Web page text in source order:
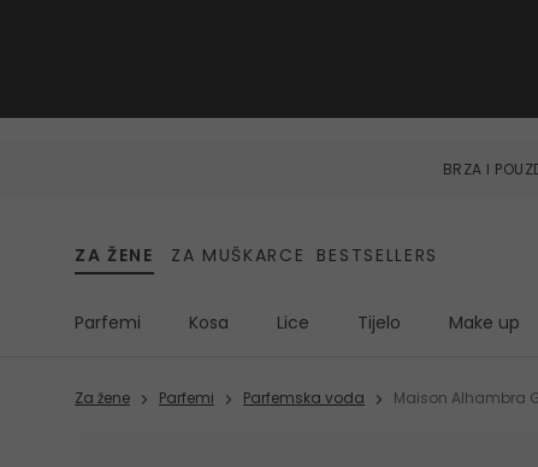
BRZA I
ZA ŽENE ZA MUŠKARCE BESTSELLERS
Parfemi Kosa Lice Tijelo Make up
Za žene Parfemi Parfemska voda Maison Alhambra